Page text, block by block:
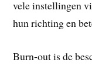
vele instellingen
hun richting en
Burn-out is de